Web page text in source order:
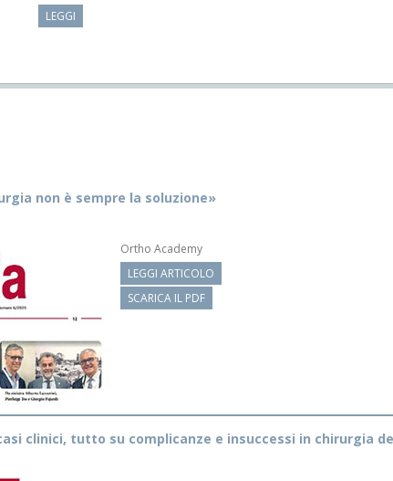
LEGGI
non è sempre la soluzione»
Ortho Academy
LEGGI ARTICOLO
SCARICA IL PDF
clinici, tutto su complicanze e insuccessi in chirurgia